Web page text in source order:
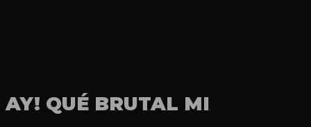
AY! QUÉ BRUTAL MI